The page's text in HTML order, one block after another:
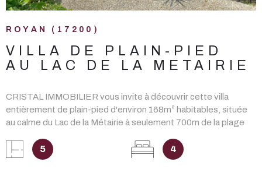
ROYAN (17200)
VILLA DE PLAIN-PIED
AU LAC DE LA METAIRIE
CRISTAL IMMOBILIER vous invite à découvrir cette villa
entièrement de plain-pied d'environ 168m² habitables, située
au calme du Lac de la Métairie à seulement 700m de la plage
compose d'une entrée, d'un salon-séjour très lumineux de
45m² climatisé avec cheminée insert ouvrant sur plusieurs
5 4